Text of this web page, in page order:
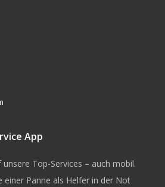
App
unsere Top-Services – auch mobil.
einer Panne als Helfer in der Not